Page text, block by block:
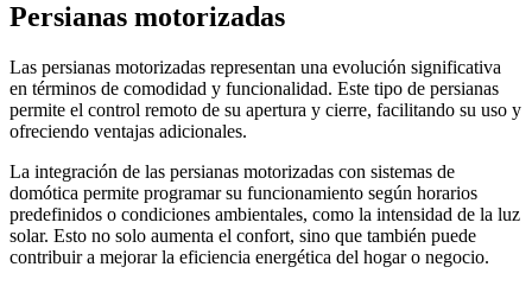
Persianas motorizadas
Las persianas motorizadas representan una evolución significativa
en términos de comodidad y funcionalidad. Este tipo de persianas
permite el control remoto de su apertura y cierre, facilitando su uso y
ofreciendo ventajas adicionales.
La integración de las persianas motorizadas con sistemas de
domótica permite programar su funcionamiento según horarios
predefinidos o condiciones ambientales, como la intensidad de la luz
solar. Esto no solo aumenta el confort, sino que también puede
contribuir a mejorar la eficiencia energética del hogar o negocio.